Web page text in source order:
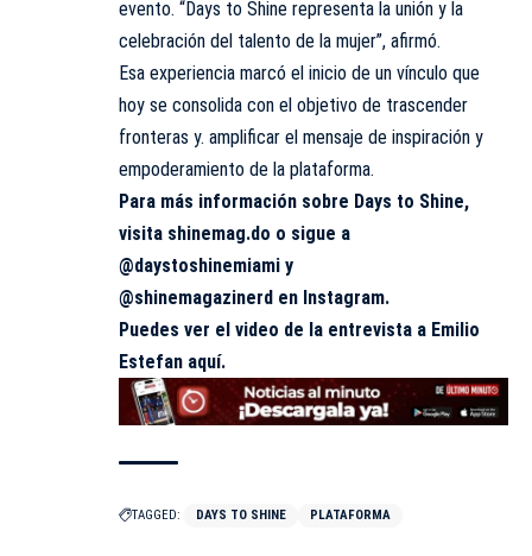
evento. “Days to Shine representa la unión y la
celebración del talento de la mujer”, afirmó.
Esa experiencia marcó el inicio de un vínculo que
hoy se consolida con el objetivo de trascender
fronteras y. amplificar el mensaje de inspiración y
empoderamiento de la plataforma.
Para más información sobre Days to Shine,
visita shinemag.do o sigue a
@daystoshinemiami y
@shinemagazinerd en Instagram.
Puedes ver el video de la entrevista a Emilio
Estefan aquí.
TAGGED: DAYS TO SHINE PLATAFORMA